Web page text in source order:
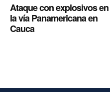
Ataque con explosivos en
la vía Panamericana en
Cauca